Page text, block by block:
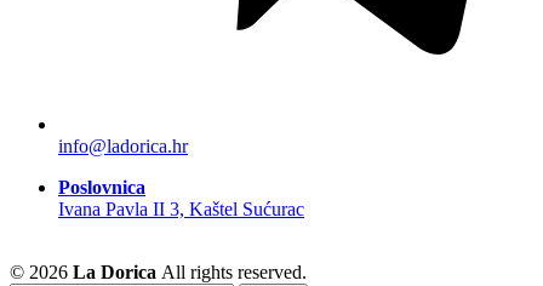
info@ladorica.hr
Poslovnica
Ivana Pavla II 3, Kaštel Sućurac
© 2026 La Dorica All rights reserved.